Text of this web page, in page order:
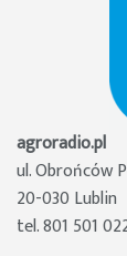
agroradio.pl
ul. Obrońców
20-030 Lublin
tel. 801 501